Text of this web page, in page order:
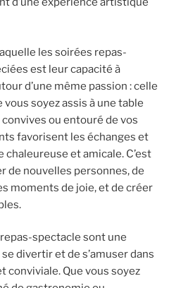
les soirées repas-
est leur capacité à
d’une même passion : celle
soyez assis à une table
ou entouré de vos
favorisent les échanges et
et amicale. C’est
de nouvelles personnes, de
moments de joie, et de créer
spectacle sont une
divertir et de s’amuser dans
conviviale. Que vous soyez